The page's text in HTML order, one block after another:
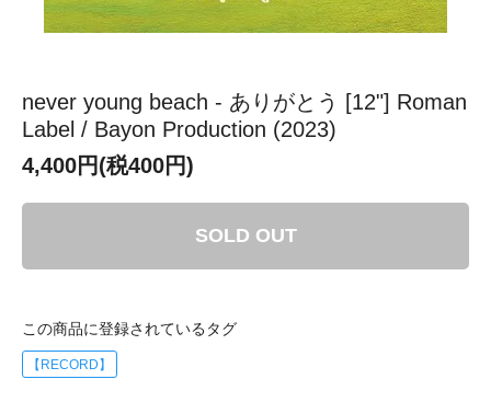
never young beach - ありがとう [12"] Roman
Label / Bayon Production (2023)
4,400円(税400円)
SOLD OUT
この商品に登録されているタグ
【RECORD】